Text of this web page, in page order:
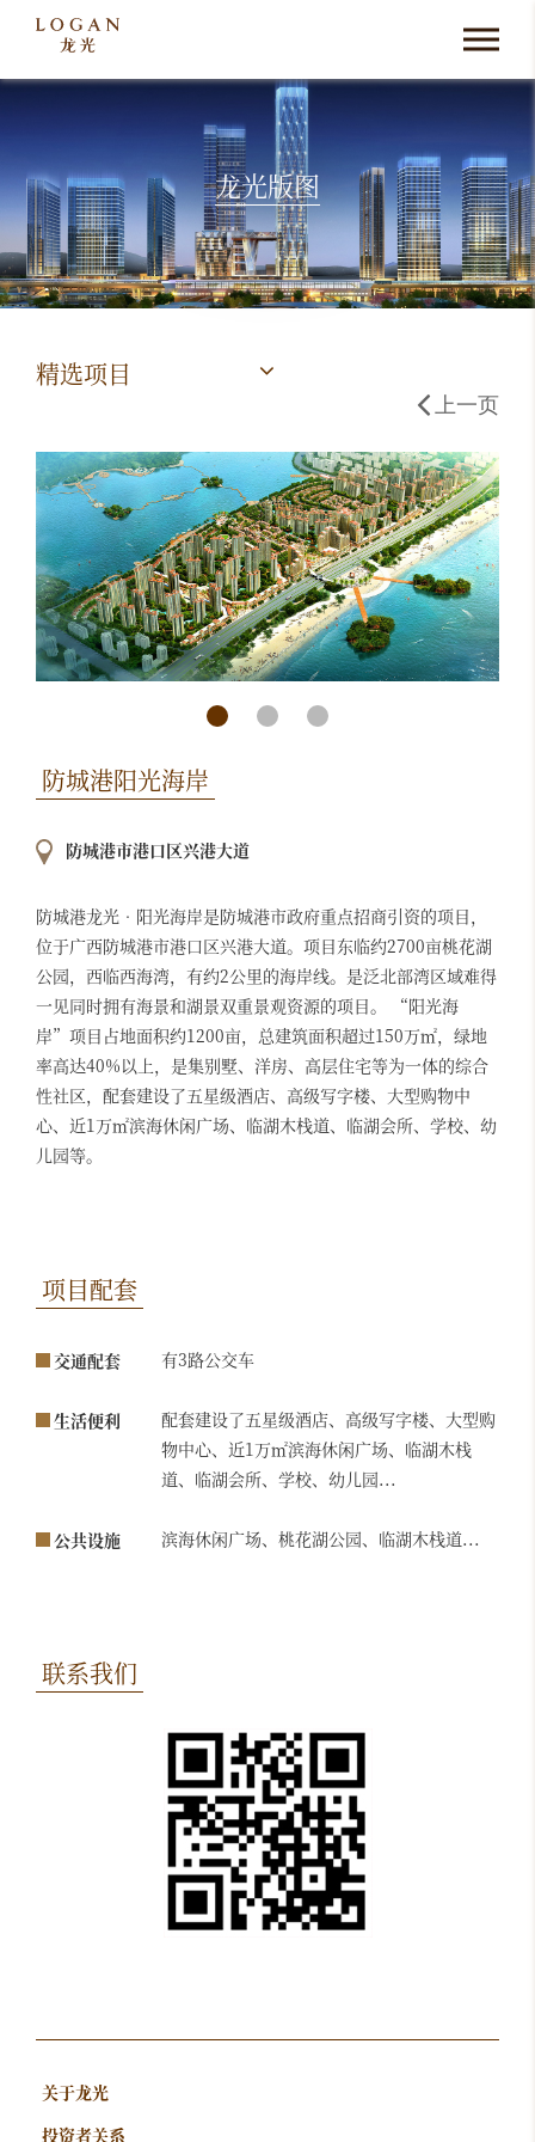
龙光版图
精选项目
上一页
防城港阳光海岸
防城港市港口区兴港大道
防城港龙光•阳光海岸是防城港市政府重点招商引资的项目，
位于广西防城港市港口区兴港大道。项目东临约2700亩桃花湖
公园，西临西海湾，有约2公里的海岸线。是泛北部湾区域难得
一见同时拥有海景和湖景双重景观资源的项目。 “阳光海
岸”项目占地面积约1200亩，总建筑面积超过150万㎡，绿地
率高达40%以上，是集别墅、洋房、高层住宅等为一体的综合
性社区，配套建设了五星级酒店、高级写字楼、大型购物中
心、近1万㎡滨海休闲广场、临湖木栈道、临湖会所、学校、幼
儿园等。
项目配套
交通配套 有3路公交车
生活便利
配套建设了五星级酒店、高级写字楼、大型购
物中心、近1万㎡滨海休闲广场、临湖木栈
道、临湖会所、学校、幼儿园...
公共设施 滨海休闲广场、桃花湖公园、临湖木栈道...
联系我们
关于龙光
投资者关系